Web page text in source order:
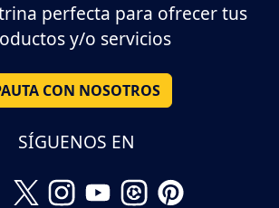
perfecta para ofrecer tus
y/o servicios
CON NOSOTROS
SÍGUENOS EN